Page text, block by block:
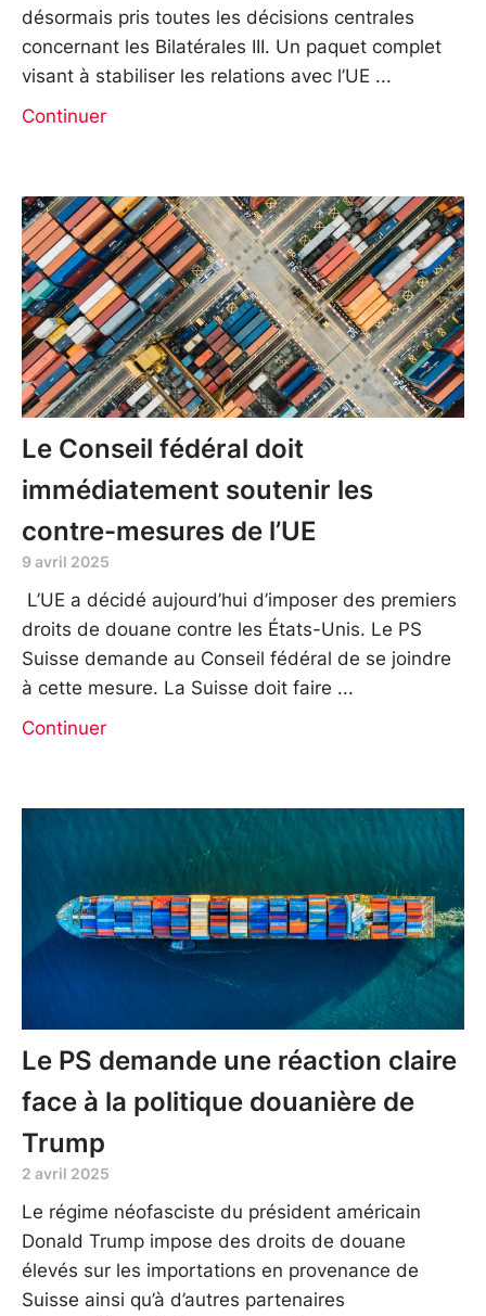
désormais pris toutes les décisions centrales
concernant les Bilatérales III. Un paquet complet
visant à stabiliser les relations avec l’UE
Continuer
Le Conseil fédéral doit
immédiatement soutenir les
contre-mesures de l’UE
9 avril 2025
L’UE a décidé aujourd’hui d’imposer des premiers
droits de douane contre les États-Unis. Le PS
Suisse demande au Conseil fédéral de se joindre
à cette mesure. La Suisse doit faire
Continuer
Le PS demande une réaction claire
face à la politique douanière de
Trump
2 avril 2025
Le régime néofasciste du président américain
Donald Trump impose des droits de douane
élevés sur les importations en provenance de
Suisse ainsi qu’à d’autres partenaires